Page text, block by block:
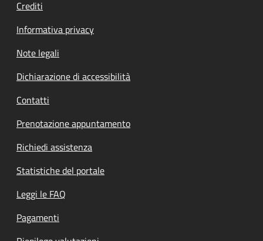
Crediti
Informativa privacy
Note legali
Dichiarazione di accessibilità
Contatti
Prenotazione appuntamento
Richiedi assistenza
Statistiche del portale
Leggi le FAQ
Pagamenti